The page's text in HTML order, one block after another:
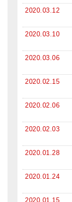
2020.03.12
2020.03.10
2020.03.06
2020.02.15
2020.02.06
2020.02.03
2020.01.28
2020.01.24
2020.01.15